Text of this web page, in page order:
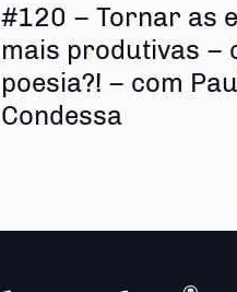
#120 – Tornar as
mais produtivas –
poesia?! – com
Condessa